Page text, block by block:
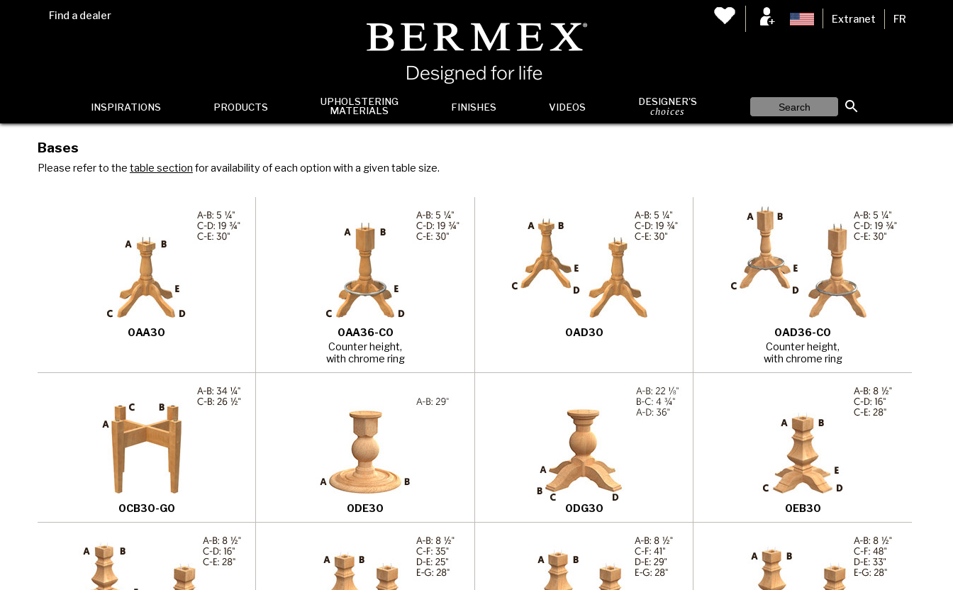
Find a dealer Extranet FR
INSPIRATIONS PRODUCTS
UPHOLSTERING
MATERIALS
FINISHES VIDEOS DESIGNER'S
choices
Bases
Please refer to the table section for availability of each option with a given table size.
0AA30
0AA36-C0
Counter height,
with chrome ring
0AD30
0AD36-C0
Counter height,
with chrome ring
0CB30-G0 0DE30 0DG30 0EB30